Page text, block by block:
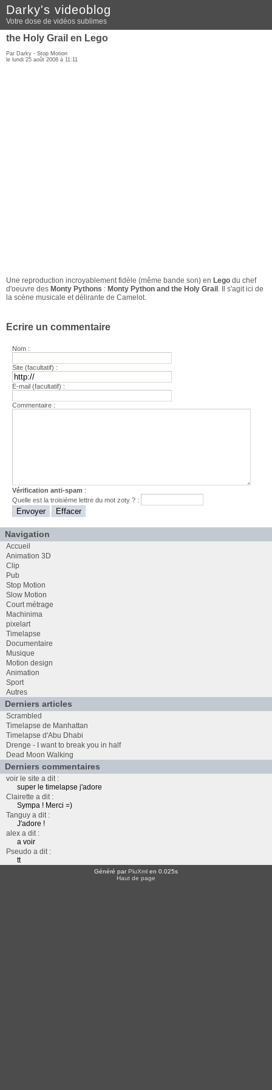
Darky's videoblog
Votre dose de vidéos sublimes
the Holy Grail en Lego
Par Darky - Stop Motion
le lundi 25 août 2008 à 11:11
Une reproduction incroyablement fidèle (même bande son) en Lego du chef
d'oeuvre des Monty Pythons : Monty Python and the Holy Grail . Il s'agit ici de
la scène musicale et délirante de Camelot.
Ecrire un commentaire
Nom :
Site (facultatif) :
E-mail (facultatif) :
Commentaire :
Vérification anti-spam :
Quelle est latroisième lettre du motzoty ? :
Navigation
Accueil
Animation 3D
Clip
Pub
Stop Motion
Slow Motion
Court métrage
Machinima
pixelart
Timelapse
Documentaire
Musique
Motion design
Animation
Sport
Autres
Derniers articles
Scrambled
Timelapse de Manhattan
Timelapse d'Abu Dhabi
Drenge - I want to break you in half
Dead Moon Walking
Derniers commentaires
voir le site a dit :
super le timelapse j'adore
Clairette a dit :
Sympa ! Merci =)
Tanguy a dit :
J'adore !
alex a dit :
a voir
Pseudo a dit :
tt
Généré parPluXml en 0.025s
Haut de page